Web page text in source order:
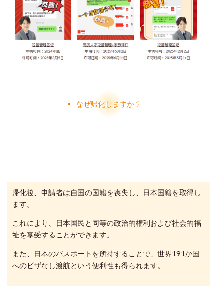
なぜ帰化しますか？
帰化後、申請者は自国の国籍を喪失し、日本国籍を取得し
ます。
これにより、日本国民と同等の政治的権利および社会的福
祉を享受することができます。
また、日本のパスポートを所持することで、世界191か国
へのビザなし渡航という便利性も得られます。